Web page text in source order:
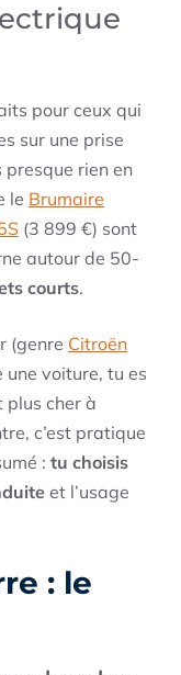
pour ceux qui
sur une prise
rien en
le Brumaire
(3 899 €) sont
autour de 50-
courts.
(genre Citroën
une voiture, tu es
plus cher à
c’est pratique
: tu choisis
et l’usage
: le